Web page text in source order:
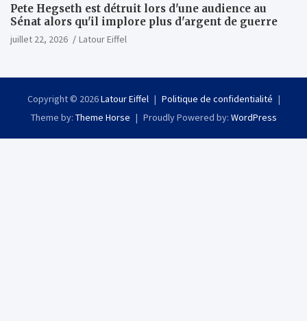
Pete Hegseth est détruit lors d'une audience au
Sénat alors qu'il implore plus d'argent de guerre
juillet 22, 2026 Latour Eiffel
Copyright © 2026Latour Eiffel
Politique de confidentialité
Theme by: Theme Horse Proudly Powered by: WordPress